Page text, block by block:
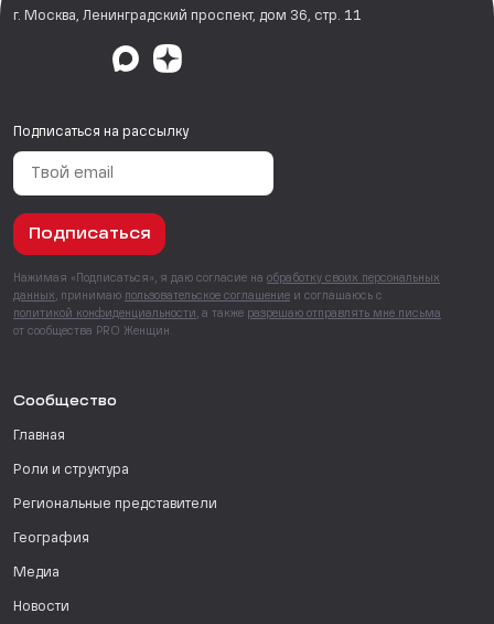
г. Москва, Ленинградский проспект, дом 36, стр. 11
Подписаться на рассылку
Подписаться
Нажимая «Подписаться», я даю согласие на обработку своих персональных
данных , принимаю пользовательское соглашение и соглашаюсь с
политикой конфиденциальности , а также разрешаю отправлять мне письма
от сообщества PRO Женщин.
Сообщество
Главная
Роли и структура
Региональные представители
География
Медиа
Новости